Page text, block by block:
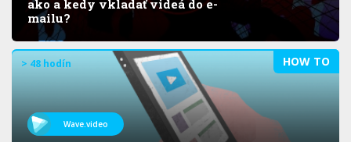
ako a kedy vkladať videá do e-
mailu?
HOW TO
> 48 hodín
Wave.video